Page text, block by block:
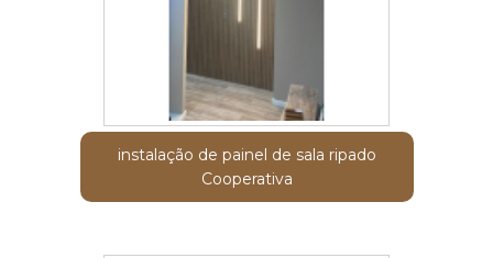
instalação de painel de sala ripado
Cooperativa